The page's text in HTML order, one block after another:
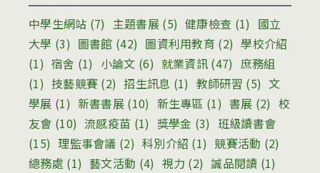
中學生網站 (7) 主題書展(5) 健康檢查 (1) 國立
大學 (3) 圖書館 (42) 圖資利用教育 (2) 學校介紹
(1) 宿舍 (1) 小論文 (6) 就業資訊 (47) 庶務組
(1) 技藝競賽 (2) 招生訊息 (1) 教師研習 (5) 文
學展 (1) 新書書展 (10) 新生專區 (1) 書展 (2) 校
友會 (10) 流感疫苗 (1) 獎學金 (3) 班級讀書會
(15) 理監事會議 (2) 科別介紹 (1) 競賽活動 (2)
總務處 (1) 藝文活動 (4) 視力 (2) 誠品閱讀 (1)